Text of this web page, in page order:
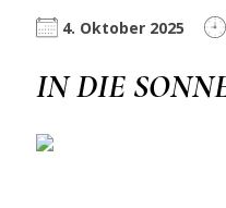
4. Oktober 2025
IN DIE